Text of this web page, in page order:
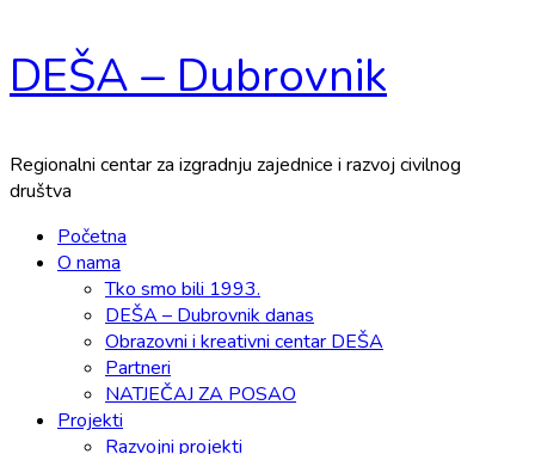
Skip
to
DEŠA – Dubrovnik
Regionalni centar za izgradnju zajednice i razvoj civilnog
društva
Primary
Menu
Početna
O nama
Tko smo bili 1993.
DEŠA – Dubrovnik danas
Obrazovni i kreativni centar DEŠA
Partneri
NATJEČAJ ZA POSAO
Projekti
Razvojni projekti